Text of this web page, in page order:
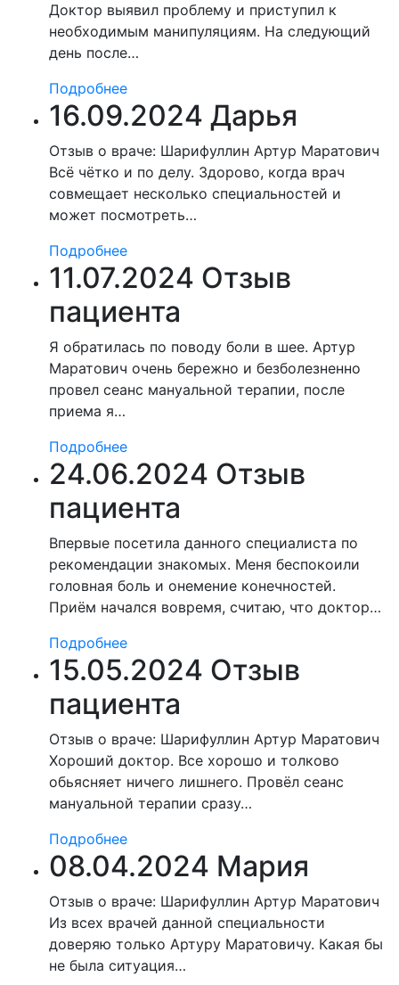
Доктор выявил проблему и приступил к
необходимым манипуляциям. На следующий
день после…
Подробнее
16.09.2024 Дарья
Отзыв о враче: Шарифуллин Артур Маратович
Всё чётко и по делу. Здорово, когда врач
совмещает несколько специальностей и
может посмотреть…
Подробнее
11.07.2024 Отзыв
пациента
Я обратилась по поводу боли в шее. Артур
Маратович очень бережно и безболезненно
провел сеанс мануальной терапии, после
приема я…
Подробнее
24.06.2024 Отзыв
пациента
Впервые посетила данного специалиста по
рекомендации знакомых. Меня беспокоили
головная боль и онемение конечностей.
Приём начался вовремя, считаю, что доктор…
Подробнее
15.05.2024 Отзыв
пациента
Отзыв о враче: Шарифуллин Артур Маратович
Хороший доктор. Все хорошо и толково
обьясняет ничего лишнего. Провёл сеанс
мануальной терапии сразу…
Подробнее
08.04.2024 Мария
Отзыв о враче: Шарифуллин Артур Маратович
Из всех врачей данной специальности
доверяю только Артуру Маратовичу. Какая бы
не была ситуация…